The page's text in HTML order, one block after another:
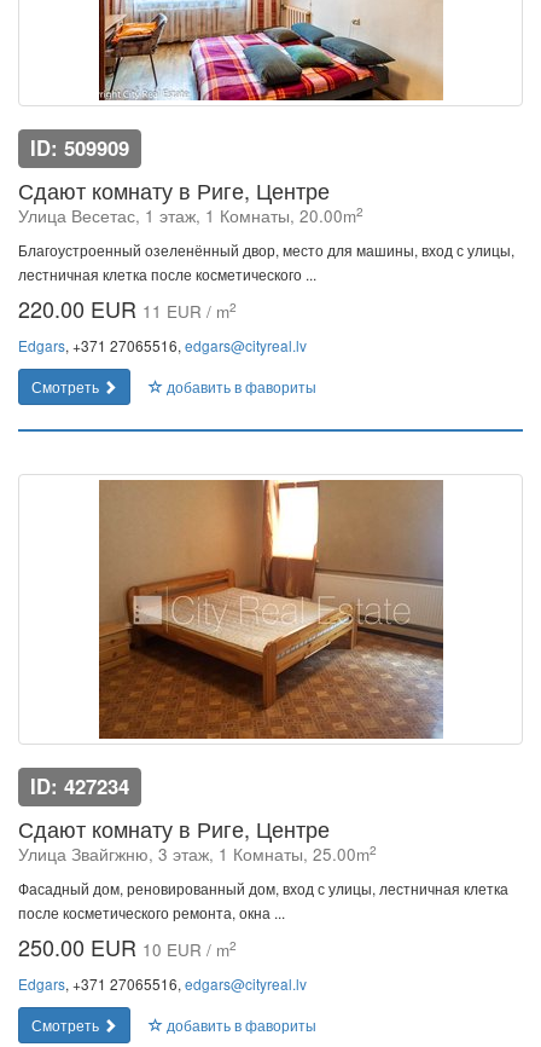
ID: 509909
Сдают комнату в Риге, Центре
Улица Весетас, 1 этаж, 1 Комнаты, 20.00m2
Благоустроенный озеленённый двор, место для машины, вход с улицы,
лестничная клетка после косметического ...
220.00 EUR 11 EUR / m2
Edgars, +371 27065516, edgars@cityreal.lv
Смотреть
добавить в фавориты
ID: 427234
Сдают комнату в Риге, Центре
Улица Звайгжню, 3 этаж, 1 Комнаты, 25.00m2
Фасадный дом, реновированный дом, вход с улицы, лестничная клетка
после косметического ремонта, окна ...
250.00 EUR 10 EUR / m2
Edgars, +371 27065516, edgars@cityreal.lv
Смотреть
добавить в фавориты